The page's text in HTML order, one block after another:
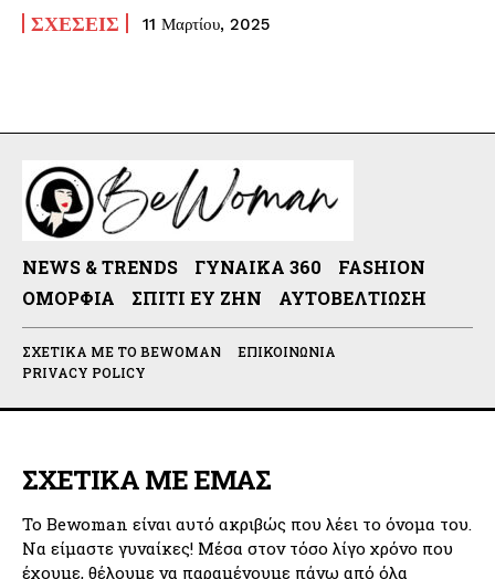
ΣΧΈΣΕΙΣ 11 Μαρτίου, 2025
NEWS & TRENDS ΓΥΝΑΊΚΑ 360
FASHION
ΟΜΟΡΦΙΆ
ΣΠΊΤΙ ΕΥ ΖΗΝ ΑΥΤΟΒΕΛΤΊΩΣΗ
ΣΧΕΤΙΚΆ ΜΕ ΤΟ BEWOMAN
ΕΠΙΚΟΙΝΩΝΊΑ
PRIVACY POLICY
ΣΧΕΤΙΚΑ ΜΕ ΕΜΑΣ
Το Bewoman είναι αυτό ακριβώς που λέει το όνομα του.
Να είμαστε γυναίκες! Μέσα στον τόσο λίγο χρόνο που
έχουμε, θέλουμε να παραμένουμε πάνω από όλα